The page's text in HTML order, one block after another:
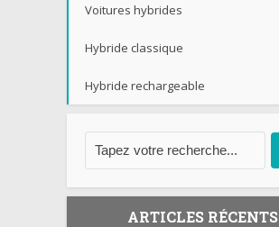
Voitures hybrides
Hybride classique
Hybride rechargeable
ARTICLES RÉCENTS